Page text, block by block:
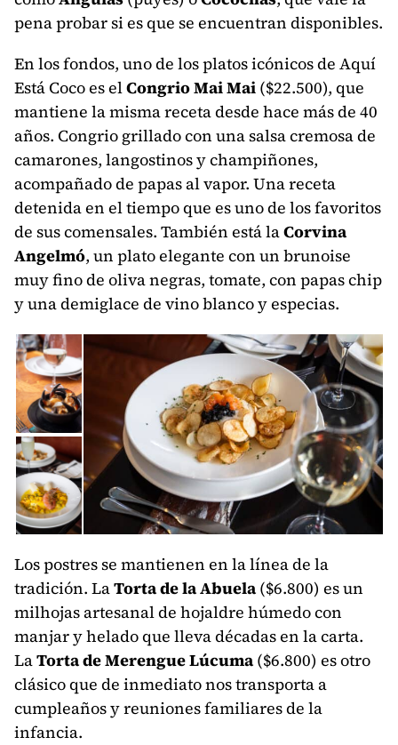
pena probar si es que se encuentran disponibles.
En los fondos, uno de los platos icónicos de Aquí
Está Coco es elCongrio Mai Mai ($22.500), que
mantiene la misma receta desde hace más de 40
años. Congrio grillado con una salsa cremosa de
camarones, langostinos y champiñones,
acompañado de papas al vapor. Una receta
detenida en el tiempo que es uno de los favoritos
de sus comensales. También está laCorvina
Angelmó, un plato elegante con un brunoise
muy fino de oliva negras, tomate, con papas chip
y una demiglace de vino blanco y especias.
Los postres se mantienen en la línea de la
tradición. LaTorta de la Abuela ($6.800) es un
milhojas artesanal de hojaldre húmedo con
manjar y helado que lleva décadas en la carta.
LaTorta de Merengue Lúcuma ($6.800) es otro
clásico que de inmediato nos transporta a
cumpleaños y reuniones familiares de la
infancia.